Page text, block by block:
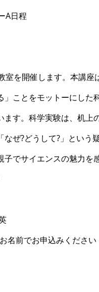
A日程
を開催します。本講
ことをモットーにした
す。科学実験は、机上
ぜ?どうして?」という
でサイエンスの魅力を
名前でお申込みください